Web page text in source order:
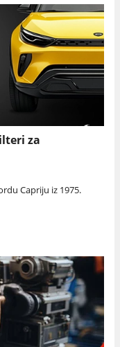
za
Capriju iz 1975.